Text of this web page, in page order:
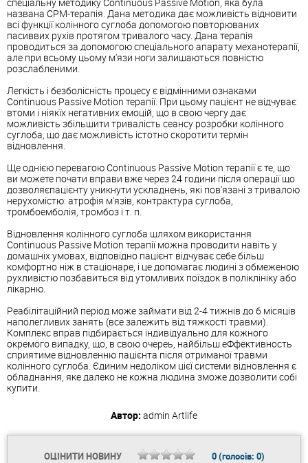
названа СРМ-терапія. Дана методика дає можливість відновити
всі функції колінного суглоба допомогою повторюваних
пасиввих рухів протягом тривалого часу. Дана терапія
проводиться за допомогою спеціального апарату механотерапії,
але при всьому цьому м'язи ноги залишаються повністю
розслабленими.
Легкість і безболісність процесу є відмінними ознаками
Continuous Passive Motion терапії. При цьому пацієнт не відчуває
втоми і ніякїх негативних емоцій, що в свою чергу дає
можливість збільшити тривалість сеансу розробки колінного
суглоба, що дає можливість істотно скоротити термін
відновлення.
Ще однією перевагою Continuous Passive Motion терапії є те, що
ви можете почати вправи вже через 24 години після операції що
дозволяєпацієнту уникнути ускладнень, які пов'язані з тривалою
нерухомістю: атрофія м'язів, контрактура суглоба,
тромбоемболія, тромбоз і т. п.
Відновлення колінного суглоба шляхом використання
Continuous Passive Motion терапії можна проводити навіть у
домашніх умовах, відповідно пацієнт відчуває себе більш
комфортно ніж в стаціонаре, і це допомагає людині з обмеженою
рухливістю позбавиться від утомливих поїздок в поліклініку або
лікарню.
Реабілітаційний період може займати від 2-4 тижнів до 6 місяців
наполегливих занять (все залежить від тяжкості травми).
Комплекс вправ підбирається індивідуально для кожного
окремого випадку, що, в свою очереь, найбільш еФфективность
сприятиме відновленню пацієнта після отриманої травми
колінного суглоба. Єдиним недоліком цієї системи відновлення є
обладнання, яке далеко не кожна людина зможе дозволити собі
купити.
Автор: admin Artlife
ОЦІНИТИ НОВИНУ 0(голосів: 0)